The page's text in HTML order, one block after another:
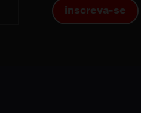
inscreva-se